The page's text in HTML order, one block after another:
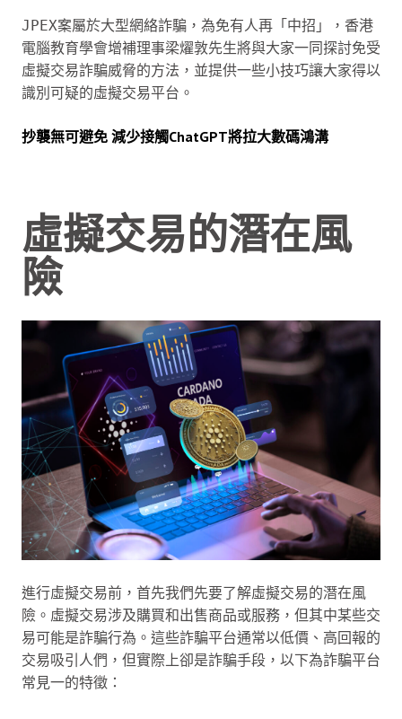
JPEX案屬於大型網絡詐騙，為免有人再「中招」，香港
電腦教育學會增補理事梁燿敦先生將與大家一同探討免受
虛擬交易詐騙威脅的方法，並提供一些小技巧讓大家得以
識別可疑的虛擬交易平台。
抄襲無可避免 減少接觸ChatGPT將拉大數碼鴻溝
虛擬交易的潛在風
險
進行虛擬交易前，首先我們先要了解虛擬交易的潛在風
險。虛擬交易涉及購買和出售商品或服務，但其中某些交
易可能是詐騙行為。這些詐騙平台通常以低價、高回報的
交易吸引人們，但實際上卻是詐騙手段，以下為詐騙平台
常見一的特徵：